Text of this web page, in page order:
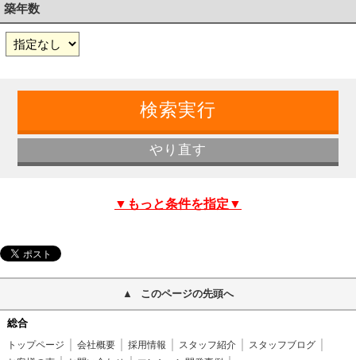
築年数
▼もっと条件を指定▼
このページの先頭へ
総合
トップページ 会社概要 採用情報 スタッフ紹介
スタッフブログ